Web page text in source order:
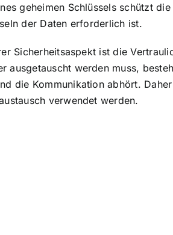
geheimen Schlüssels schützt
der Daten erforderlich ist.
Sicherheitsaspekt ist die
ausgetauscht werden muss,
die Kommunikation abhört.
verwendet werden.